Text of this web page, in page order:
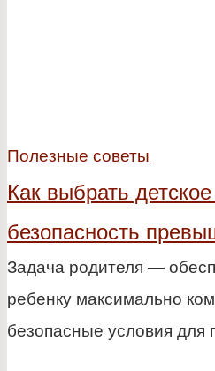
Полезные советы
Как выбрать
безопасность
Задача родителя —
ребенку максимально
безопасные условия для